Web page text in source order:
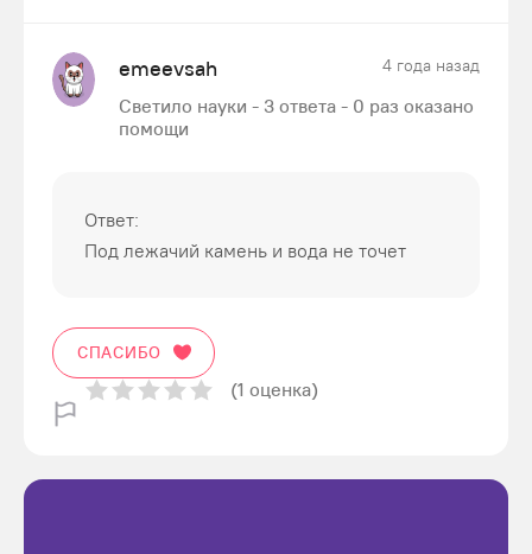
emeevsah 4 года назад
Светило науки - 3 ответа - 0 раз оказано
помощи
Ответ:
Под лежачий камень и вода не точет
СПАСИБО
(1 оценка)